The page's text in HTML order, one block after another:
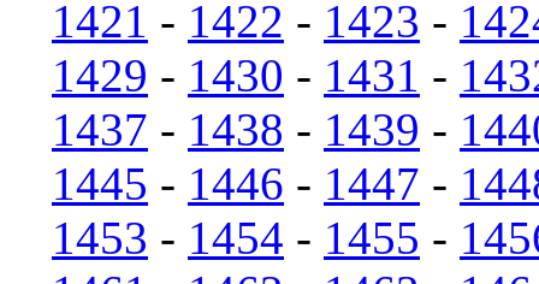
1421 - 1422 - 1423 -
1429 - 1430 - 1431 -
1437 - 1438 - 1439 -
1445 - 1446 - 1447 -
1453 - 1454 - 1455 -